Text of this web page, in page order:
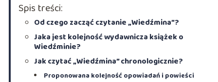
Spis treści:
Od czego zacząć czytanie „Wiedźmina”?
Jaka jest kolejność wydawnicza książek o
Wiedźminie?
Jak czytać „Wiedźmina” chronologicznie?
Proponowana kolejność opowiadań i powieści